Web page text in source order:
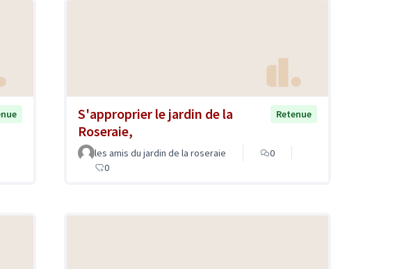
S'approprier le jardin de la
Roseraie,
Retenue
les amis du jardin de la roseraie
0
0